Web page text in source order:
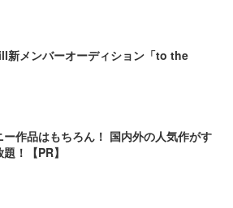
新メンバーオーディション「to the
ー作品はもちろん！ 国内外の人気作がす
！【PR】